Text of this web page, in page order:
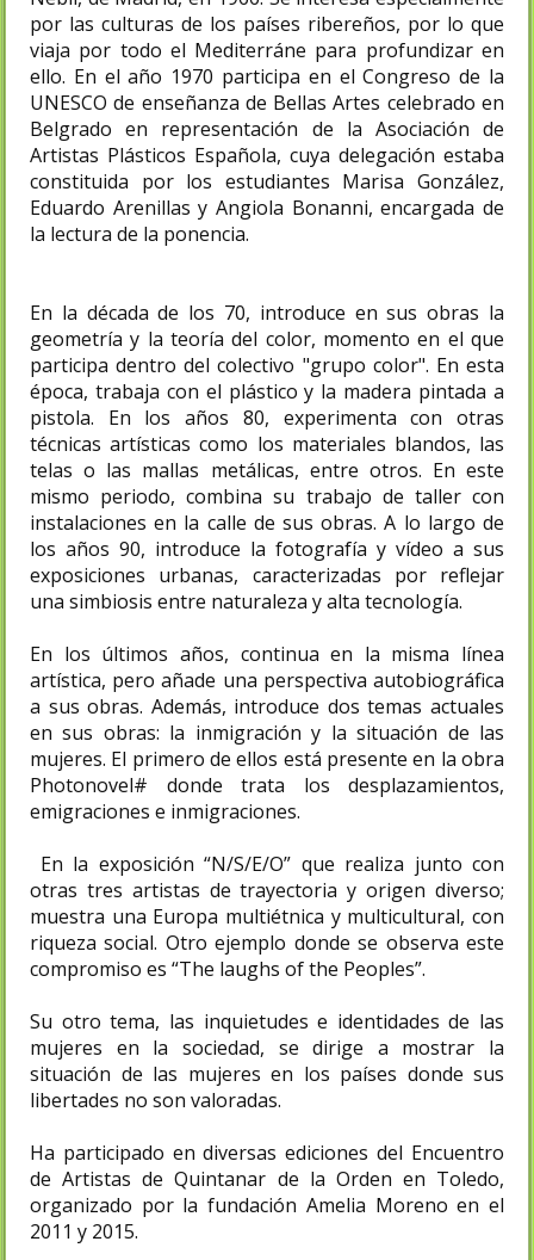
por las culturas de los países ribereños, por lo que
viaja por todo el Mediterráne para profundizar en
ello. En el año 1970 participa en el Congreso de la
UNESCO de enseñanza de Bellas Artes celebrado en
Belgrado en representación de la Asociación de
Artistas Plásticos Española, cuya delegación estaba
constituida por los estudiantes Marisa González,
Eduardo Arenillas y Angiola Bonanni, encargada de
la lectura de la ponencia.​
En la década de los 70, introduce en sus obras la
geometría y la teoría del color, momento en el que
participa dentro del colectivo "grupo color". En esta
época, trabaja con el plástico y la madera pintada a
pistola. En los años 80, experimenta con otras
técnicas artísticas como los materiales blandos, las
telas o las mallas metálicas, entre otros. En este
mismo periodo, combina su trabajo de taller con
instalaciones en la calle de sus obras. A lo largo de
los años 90, introduce la fotografía y vídeo a sus
exposiciones urbanas, caracterizadas por reflejar
una simbiosis entre naturaleza y alta tecnología.
En los últimos años, continua en la misma línea
artística, pero añade una perspectiva autobiográfica
a sus obras. Además, introduce dos temas actuales
en sus obras: la inmigración y la situación de las
mujeres. El primero de ellos está presente en la obra
Photonovel# donde trata los desplazamientos,
emigraciones e inmigraciones.
En la exposición “N/S/E/O”​ que realiza junto con
otras tres artistas de trayectoria y origen diverso;
muestra una Europa multiétnica y multicultural, con
riqueza social. Otro ejemplo donde se observa este
compromiso es “The laughs of the Peoples”.
Su otro tema, las inquietudes e identidades de las
mujeres en la sociedad, se dirige a mostrar la
situación de las mujeres en los países donde sus
libertades no son valoradas.
Ha participado en diversas ediciones del Encuentro
de Artistas de Quintanar de la Orden en Toledo,
organizado por la fundación Amelia Moreno en el
2011 y 2015.